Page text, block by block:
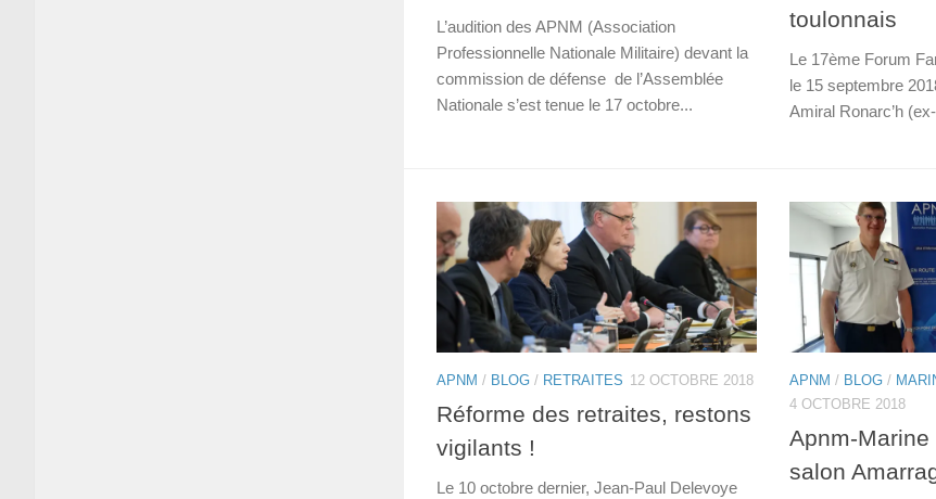
L’audition des APNM (Association
Professionnelle Nationale Militaire) devant la
commission de défense de l’Assemblée
Nationale s’est tenue le 17 octobre...
toulonnais
Le 17ème Forum
le 15 septembre
Amiral Ronarc’h
APNM / BLOG / RETRAITES 12 OCTOBRE 2018
Réforme des retraites, restons
vigilants !
Le 10 octobre dernier, Jean-Paul Delevoye
APNM / BLOG /
4 OCTOBRE 2018
Apnm-
salon